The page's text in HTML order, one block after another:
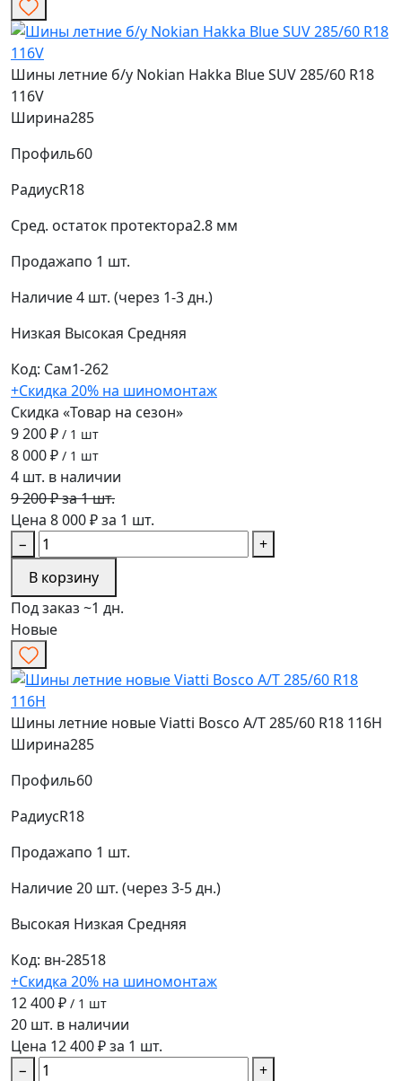
Шины летние б/у Nokian Hakka Blue SUV 285/60 R18
116V
Ширина285
Профиль60
РадиусR18
Сред. остаток протектора2.8 мм
Продажапо 1 шт.
Наличие4 шт. (через 1-3 дн.)
Низкая Высокая Средняя
Код: Сам1-262
+Скидка 20% на шиномонтаж
Скидка «Товар на сезон»
9 200 ₽ / 1 шт
8 000 ₽ / 1 шт
4 шт. в наличии
9 200 ₽ за 1 шт.
Цена 8 000 ₽ за 1 шт.
−
+
В корзину
Под заказ ~1 дн.
Новые
Шины летние новые Viatti Bosco A/T 285/60 R18 116H
Ширина285
Профиль60
РадиусR18
Продажапо 1 шт.
Наличие20 шт. (через 3-5 дн.)
Высокая Низкая Средняя
Код: вн-28518
+Скидка 20% на шиномонтаж
12 400 ₽ / 1 шт
20 шт. в наличии
Цена 12 400 ₽ за 1 шт.
−
+